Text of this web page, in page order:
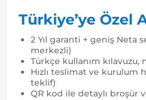
Türkiye’ye Özel
2 Yıl garanti + geniş Neta
merkezli)
Türkçe kullanım
Hızlı teslimat ve kurulum
teklif)
QR kod ile detaylı broşür